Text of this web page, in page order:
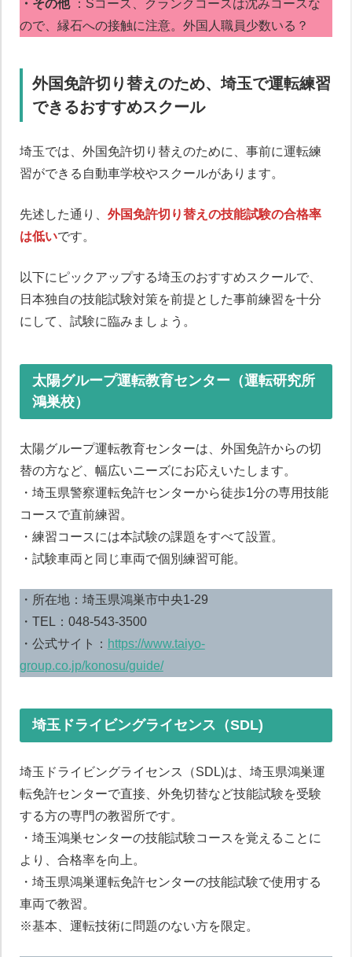
・その他 ：Sコース、クランクコースは沈みコースな
ので、縁石への接触に注意。外国人職員少数いる？
外国免許切り替えのため、埼玉で運転練習
できるおすすめスクール
埼玉では、外国免許切り替えのために、事前に運転練
習ができる自動車学校やスクールがあります。
先述した通り、 外国免許切り替えの技能試験の合格率
は低いです。
以下にピックアップする埼玉のおすすめスクールで、
日本独自の技能試験対策を前提とした事前練習を十分
にして、試験に臨みましょう。
太陽グループ運転教育センター（運転研究所
鴻巣校）
太陽グループ運転教育センターは、外国免許からの切
替の方など、幅広いニーズにお応えいたします。
・埼玉県警察運転免許センターから徒歩1分の専用技能
コースで直前練習。
・練習コースには本試験の課題をすべて設置。
・試験車両と同じ車両で個別練習可能。
・所在地：埼玉県鴻巣市中央1-29
・TEL：048-543-3500
・公式サイト： https://www.taiyo-
group.co.jp/konosu/guide/
埼玉ドライビングライセンス（SDL)
埼玉ドライビングライセンス（SDL)は、埼玉県鴻巣運
転免許センターで直接、外免切替など技能試験を受験
する方の専門の教習所です。
・埼玉鴻巣センターの技能試験コースを覚えることに
より、合格率を向上。
・埼玉県鴻巣運転免許センターの技能試験で使用する
車両で教習。
※基本、運転技術に問題のない方を限定。